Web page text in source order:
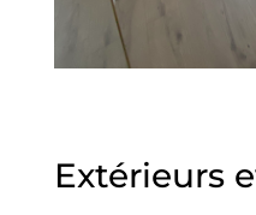
Extérieurs